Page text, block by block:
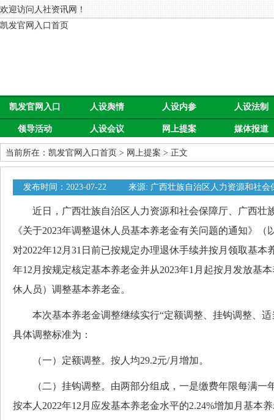
欢迎访问人社资讯网！
凯发官网入口首页
凯发官网入口
首页
人设舆情 人设内参 人设法制
领导活动 人设会议 网上提案 媒体报道
当前所在： 凯发官网入口首页 > 网上提案 > 正文
发布时间：2023-07-22
来源: 广西壮族自治区人力资源和社会
近日，广西壮族自治区人力资源和社会保障厅、广西壮
《关于2023年调整退休人员基本养老金有关问题的通知》（
对2022年12月31日前已按规定办理退休手续并按月领取基本
年12月按规定核定基本养老金并从2023年1月起按月发放基
休人员）调整基本养老金。
本次基本养老金调整继续实行“定额调整、挂钩调整、适
具体调整标准为：
（一）定额调整。按人均29.2元/月增加。
（二）挂钩调整。由两部分组成，一是缴费年限每满一
按本人2022年12月应发基本养老金水平的2.24%增加月基本